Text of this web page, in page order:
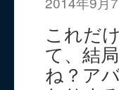
これだ
て、結
ね？ア